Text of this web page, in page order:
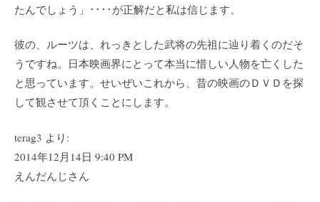
たんでしょう」････が正解だと私は信じます。
彼の、ルーツは、れっきとした武将の先祖に辿り着くのだそ
うですね。日本映画界にとって本当に惜しい人物を亡くした
と思っています。せいぜいこれから、昔の映画のＤＶＤを探
して観させて頂くことにします。
terag3 より:
2014年12月14日 9:40 PM
えんだんじさん